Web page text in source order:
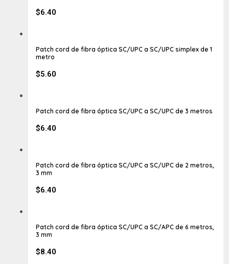
$6.40
Patch cord de fibra óptica SC/UPC a SC/UPC simplex de 1
metro
$5.60
Patch cord de fibra óptica SC/UPC a SC/UPC de 3 metros
$6.40
Patch cord de fibra óptica SC/UPC a SC/UPC de 2 metros,
3 mm
$6.40
Patch cord de fibra óptica SC/UPC a SC/APC de 6 metros,
3 mm
$8.40